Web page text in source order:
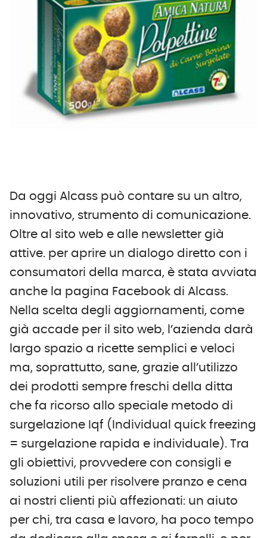
Da oggi Alcass può contare su un altro,
innovativo, strumento di comunicazione.
Oltre al sito web e alle newsletter già
attive. per aprire un dialogo diretto con i
consumatori della marca, è stata avviata
anche la pagina Facebook di Alcass.
Nella scelta degli aggiornamenti, come
già accade per il sito web, l’azienda darà
largo spazio a ricette semplici e veloci
ma, soprattutto, sane, grazie all’utilizzo
dei prodotti sempre freschi della ditta
che fa ricorso allo speciale metodo di
surgelazione Iqf (Individual quick freezing
= surgelazione rapida e individuale). Tra
gli obiettivi, provvedere con consigli e
soluzioni utili per risolvere pranzo e cena
ai nostri clienti più affezionati: un aiuto
per chi, tra casa e lavoro, ha poco tempo